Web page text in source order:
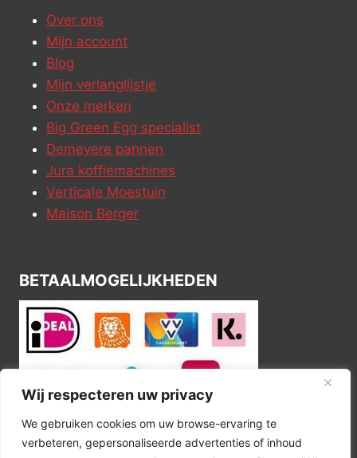
Wij respecteren uw privacy
We gebruiken cookies om uw browse-ervaring te
verbeteren, gepersonaliseerde advertenties of inhoud
Over ons
Mijn account
Blog
Mijn verlanglijstje
Onze merken
Big Green Egg specialist
Demeyere pannen
Jura koffiemachines
Verticale Moestuin
Maison Berger
BETAALMOGELIJKHEDEN